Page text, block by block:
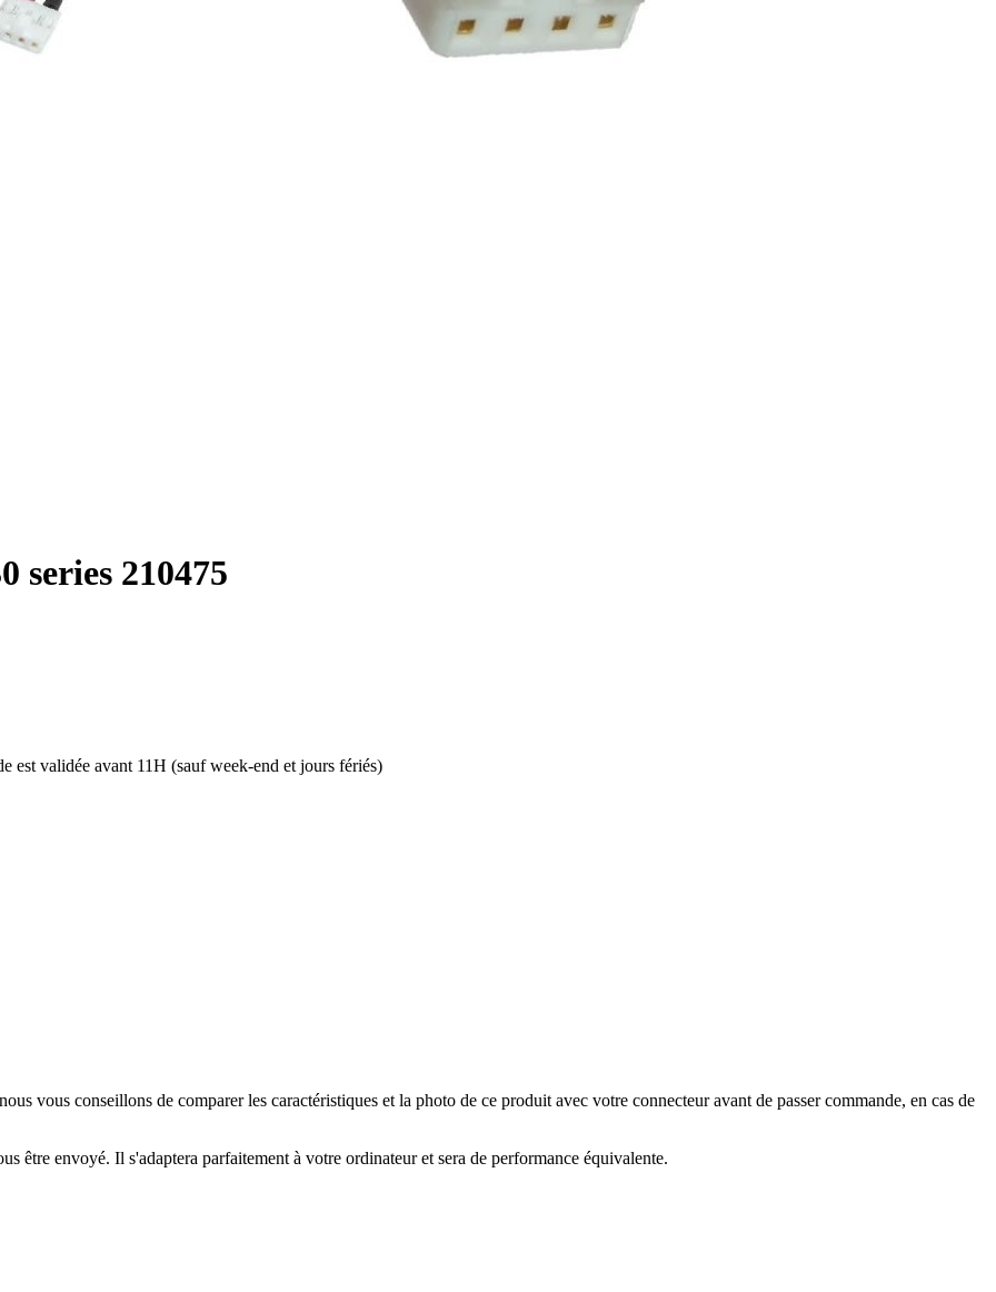
series 210475
est validée avant 11H (sauf week-end et jours fériés)
vous conseillons de comparer les caractéristiques et la photo de ce produit avec votre connecteur avant de passer commande, en cas de
être envoyé. Il s'adaptera parfaitement à votre ordinateur et sera de performance équivalente.